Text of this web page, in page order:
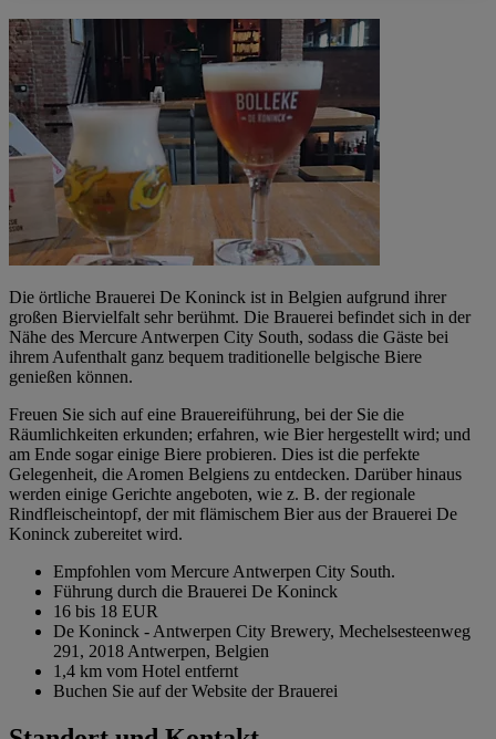
Die örtliche Brauerei De Koninck ist in Belgien aufgrund ihrer
großen Biervielfalt sehr berühmt. Die Brauerei befindet sich in der
Nähe des Mercure Antwerpen City South, sodass die Gäste bei
ihrem Aufenthalt ganz bequem traditionelle belgische Biere
genießen können.
Freuen Sie sich auf eine Brauereiführung, bei der Sie die
Räumlichkeiten erkunden; erfahren, wie Bier hergestellt wird; und
am Ende sogar einige Biere probieren. Dies ist die perfekte
Gelegenheit, die Aromen Belgiens zu entdecken. Darüber hinaus
werden einige Gerichte angeboten, wie z. B. der regionale
Rindfleischeintopf, der mit flämischem Bier aus der Brauerei De
Koninck zubereitet wird.
Empfohlen vom Mercure Antwerpen City South.
Führung durch die Brauerei De Koninck
16 bis 18 EUR
De Koninck - Antwerpen City Brewery, Mechelsesteenweg
291, 2018 Antwerpen, Belgien
1,4 km vom Hotel entfernt
Buchen Sie auf der Website der Brauerei